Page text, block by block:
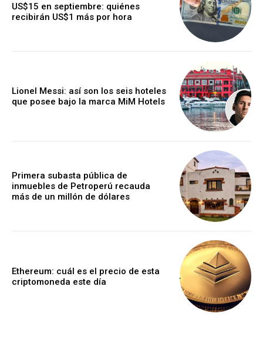
US$15 en septiembre: quiénes
recibirán US$1 más por hora
Lionel Messi: así son los seis hoteles
que posee bajo la marca MiM Hotels
Primera subasta pública de
inmuebles de Petroperú recauda
más de un millón de dólares
Ethereum: cuál es el precio de esta
criptomoneda este día